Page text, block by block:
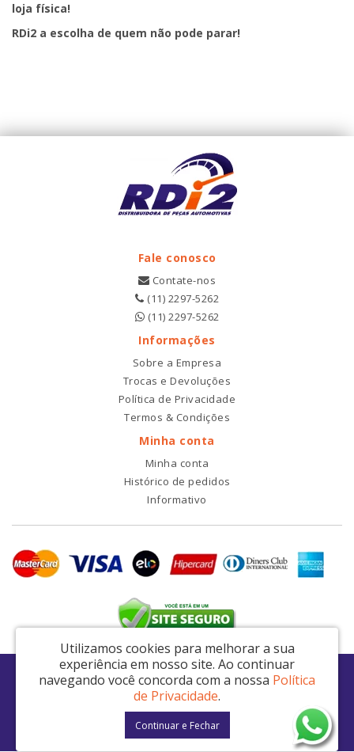
loja física!
RDi2 a escolha de quem não pode parar!
Fale conosco
Contate-nos
(11) 2297-5262
(11) 2297-5262
Informações
Sobre a Empresa
Trocas e Devoluções
Política de Privacidade
Termos & Condições
Minha conta
Minha conta
Histórico de pedidos
Informativo
RDI2 Peças Automotivas Ltda - CNPJ: 14.423.428/0001-51
Av. Nordestina, 663 - São Miguel Paulista - São Paulo / SP - CEP: 08021-000
RDI2 © 2026
Utilizamos cookies para melhorar a sua
experiência em nosso site. Ao continuar
navegando você concorda com a nossa Política
de Privacidade.
Continuar e Fechar